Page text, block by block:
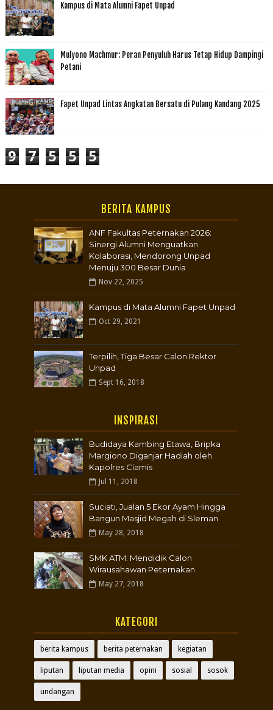
Kampus di Mata Alumni Fapet Unpad
Mulyono Machmur: Peran Penyuluh Harus Tetap Hidup Dampingi
Petani
Fapet Unpad Lintas Angkatan Bersatu di Pulang Kandang 2025
9 7 5 5 5
BERITA KAMPUS
ANF Fakultas Peternakan 2026:
Sinergi Alumni Menguatkan
Kolaborasi, Mendorong Unpad
Menuju 300 Besar Dunia
Nov 22, 2025
Kampus di Mata Alumni Fapet Unpad
Oct 29, 2021
Terpilih, Tiga Besar Calon Rektor
Unpad
Sept 16, 2018
INSPIRASI
Budidaya Kambing Etawa, Bripka
Margiono Diganjar Hadiah oleh
Kapolres Ciamis
Jul 11, 2018
Suciati, Jualan 5 Ekor Ayam Hingga
Bangun Masjid Megah di Sleman
May 28, 2018
SMK ATM: Mendidik Calon
Wirausahawan Peternakan
May 27, 2018
KATEGORI
berita kampus berita peternakan kegiatan
liputan liputan media opini sosial sosok
undangan